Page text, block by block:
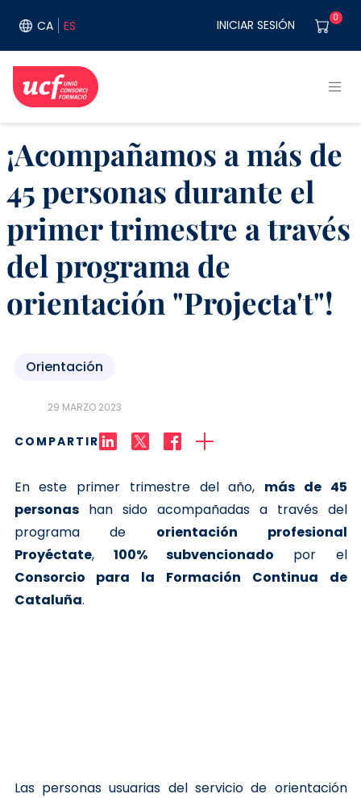
CA ES User
INICIAR SESIÓN 0
¡Acompañamos a más de
45 personas durante el
primer trimestre a través
del programa de
orientación "Projecta't"!
Orientación
29 MARZO 2023
COMPARTIR
En este primer trimestre del año, más de 45
personashan sido acompañadas a través del
programa de orientación profesional
Proyéctate, 100% subvencionado por el
Consorcio para la Formación Continua de
Cataluña.
Las personas usuarias del servicio de orientación